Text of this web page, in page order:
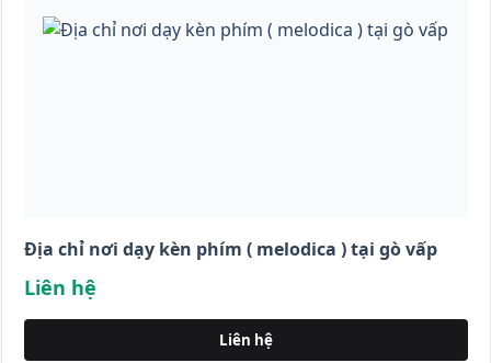
Địa chỉ nơi dạy kèn phím ( melodica ) tại gò vấp
Liên hệ
Liên hệ